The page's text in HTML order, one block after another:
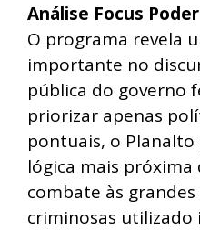
Análise Focus Poder
O programa revela
importante no
pública do governo
priorizar apenas
pontuais, o
lógica mais
combate às
criminosas